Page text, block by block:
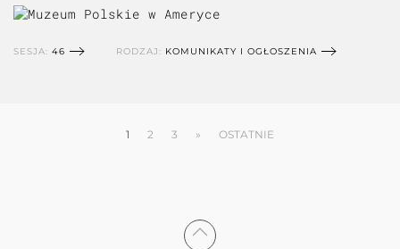
SESJA: 46 RODZAJ: KOMUNIKATY I OGŁOSZENIA
1 2 3 » OSTATNIE